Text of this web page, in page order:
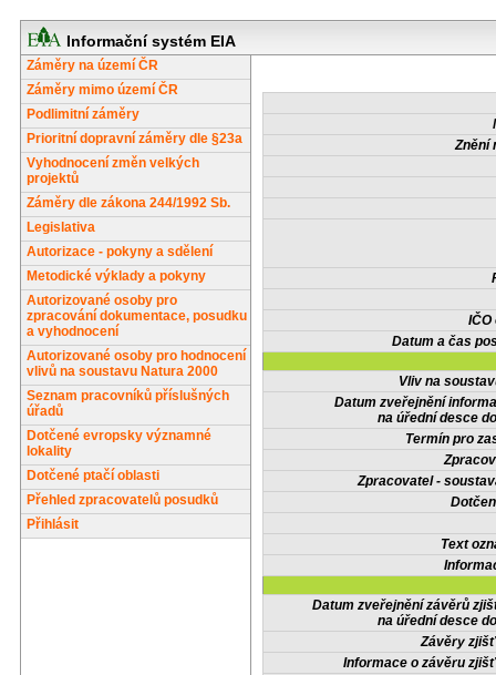
Informační systém EIA
Záměry na území ČR
Záměry mimo území ČR
Podlimitní záměry
Prioritní dopravní záměry dle §23a
Vyhodnocení změn velkých
projektů
Záměry dle zákona 244/1992 Sb.
Legislativa
Autorizace - pokyny a sdělení
Metodické výklady a pokyny
Autorizované osoby pro
zpracování dokumentace, posudku
a vyhodnocení
Autorizované osoby pro hodnocení
vlivů na soustavu Natura 2000
Seznam pracovníků příslušných
úřadů
Dotčené evropsky významné
lokality
Dotčené ptačí oblasti
Přehled zpracovatelů posudků
Přihlásit
Znění
IČO
Datum a čas
Vliv na
Datum zveřejnění
na úřední desce
Termín pro
Zpracovatel -
Text
Datum zveřejnění závěrů
na úřední desce
Závěry
Informace o závěru